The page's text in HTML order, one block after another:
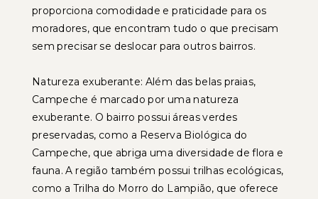
proporciona comodidade e praticidade para os
moradores, que encontram tudo o que precisam
sem precisar se deslocar para outros bairros.
Natureza exuberante: Além das belas praias,
Campeche é marcado por uma natureza
exuberante. O bairro possui áreas verdes
preservadas, como a Reserva Biológica do
Campeche, que abriga uma diversidade de flora e
fauna. A região também possui trilhas ecológicas,
como a Trilha do Morro do Lampião, que oferece